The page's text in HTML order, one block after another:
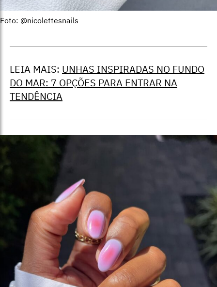
Foto: @nicolettesnails
LEIA MAIS: UNHAS INSPIRADAS NO FUNDO
DO MAR: 7 OPÇÕES PARA ENTRAR NA
TENDÊNCIA